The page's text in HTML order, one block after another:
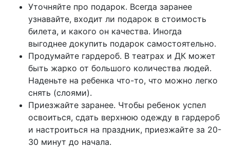
Уточняйте про подарок. Всегда заранее
узнавайте, входит ли подарок в стоимость
билета, и какого он качества. Иногда
выгоднее докупить подарок самостоятельно.
Продумайте гардероб. В театрах и ДК может
быть жарко от большого количества людей.
Наденьте на ребенка что-то, что можно легко
снять (слоями).
Приезжайте заранее. Чтобы ребенок успел
освоиться, сдать верхнюю одежду в гардероб
и настроиться на праздник, приезжайте за 20-
30 минут до начала.